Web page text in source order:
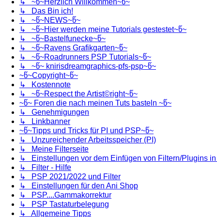
↳ Das Bin ich!
↳ ~წ~NEWS~წ~
↳ ~წ~Hier werden meine Tutorials gestestet~წ~
↳ ~წ~Bastelfunecke~წ~
↳ ~წ~Ravens Grafikgarten~წ~
↳ ~წ~Roadrunners PSP Tutorials~წ~
↳ ~წ~ knirisdreamgraphics-pfs-psp~წ~
~წ~Copyright~წ~
↳ Kostennote
↳ ~წ~Respect the Artist©right~წ~
~წ~ Foren die nach meinen Tuts basteln ~წ~
↳ Genehmigungen
↳ Linkbanner
~წ~Tipps und Tricks für PI und PSP~წ~
↳ Unzureichender Arbeitsspeicher (PI)
↳ Meine Filterseite
↳ Einstellungen vor dem Einfügen von Filtern/Plugins in
↳ Filter - Hilfe
↳ PSP 2021/2022 und Filter
↳ Einstellungen für den Ani Shop
↳ PSP....Gammakorrektur
↳ PSP Tastaturbelegung
↳ Allgemeine Tipps